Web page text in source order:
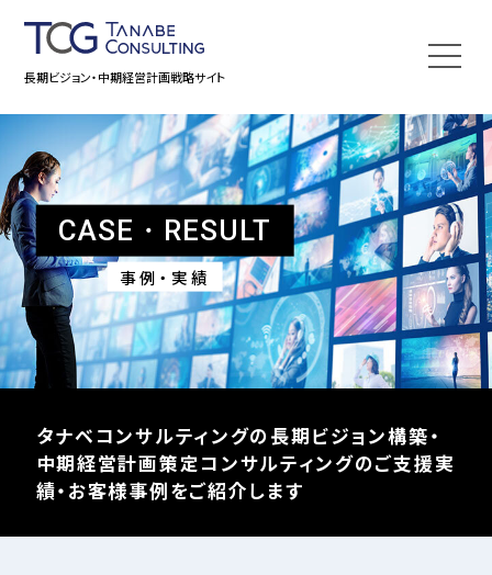
長期ビジョン・中期経営計画戦略サイト
CASE・RESULT
事例・実績
タナベコンサルティングの長期ビジョン構築・
中期経営計画策定コンサルティングのご支援実
績・お客様事例をご紹介します